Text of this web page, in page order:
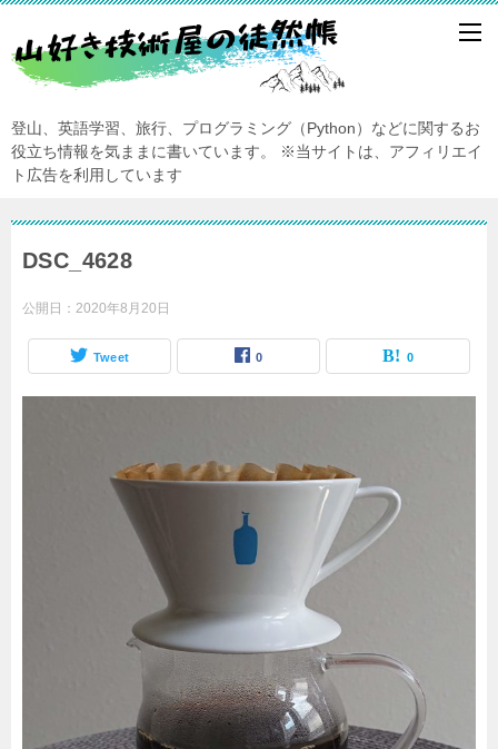
登山、英語学習、旅行、プログラミング（Python）などに関するお
役立ち情報を気ままに書いています。
※当サイトは、アフィリエイ
ト広告を利用しています
DSC_4628
公開日： 2020年8月20日
Tweet 0 0